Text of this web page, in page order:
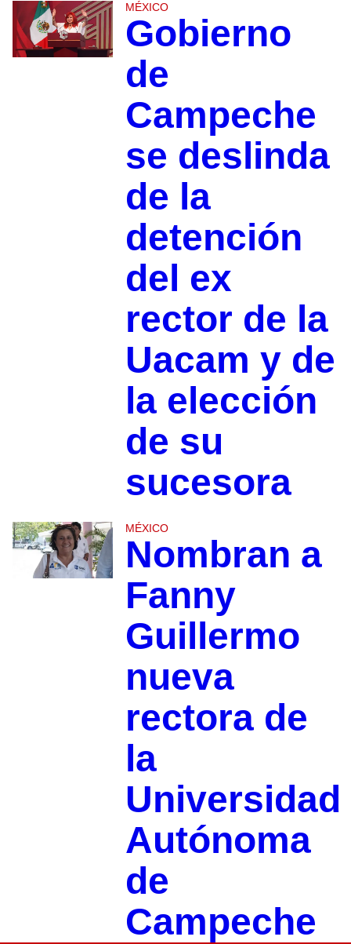
MÉXICO
Gobierno
de
Campeche
se deslinda
de la
detención
del ex
rector de la
Uacam y de
la elección
de su
sucesora
MÉXICO
Nombran a
Fanny
Guillermo
nueva
rectora de
la
Universidad
Autónoma
de
Campeche